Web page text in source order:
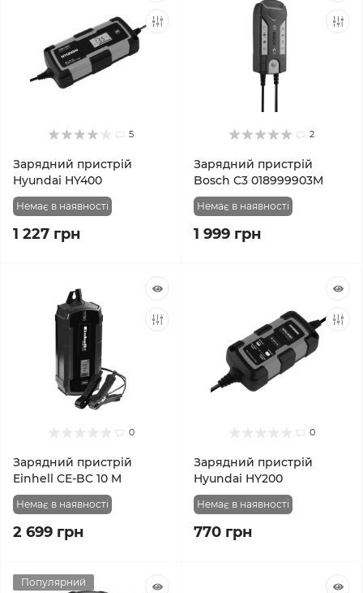
5
Зарядний пристрій
Hyundai HY400
Немає в наявності
1 227 грн
2
Зарядний пристрій
Bosch C3 018999903M
Немає в наявності
1 999 грн
0
Зарядний пристрій
Einhell CE-BC 10 M
Немає в наявності
2 699 грн
0
Зарядний пристрій
Hyundai HY200
Немає в наявності
770 грн
Популярний